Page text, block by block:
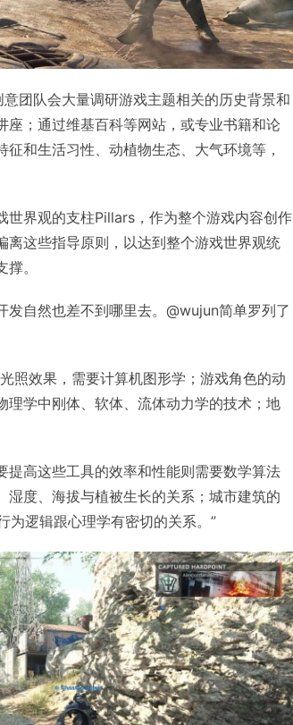
团队会大量调研游戏主题相关的历史背景和
座；通过维基百科等网站，或专业书籍和论
和生活习性、动植物生态、大气环境等，
界观的支柱Pillars，作为整个游戏内容创作
这些指导原则，以达到整个游戏世界观统
。
自然也差不到哪里去。@wujun简单罗列了
照效果，需要计算机图形学；游戏角色的动
学中刚体、软体、流体动力学的技术；地
高这些工具的效率和性能则需要数学算法
度、海拔与植被生长的关系；城市建筑的
为逻辑跟心理学有密切的关系。”